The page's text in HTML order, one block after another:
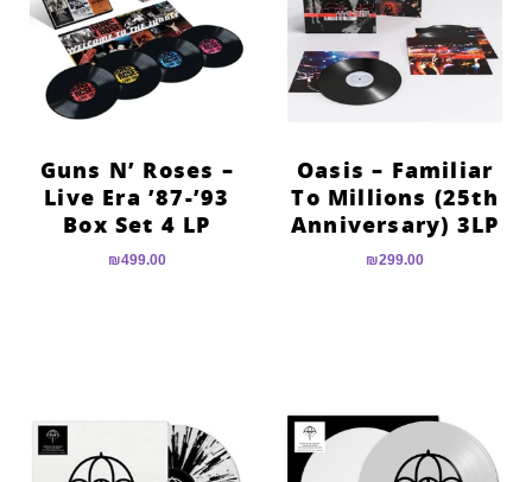
Oasis – Familiar
To Millions (25th
Anniversary) 3LP
₪299.00
Guns N’ Roses –
Live Era ’87-’93
Box Set 4 LP
₪499.00